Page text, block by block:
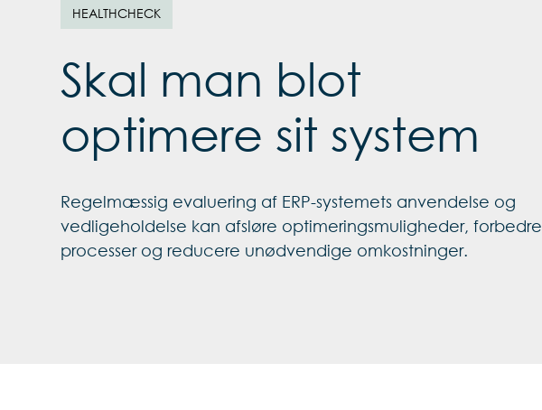
HEALTHCHECK
Skal man blot
optimere sit system
Regelmæssig evaluering af ERP-systemets anvendelse og
vedligeholdelse kan afsløre optimeringsmuligheder, forbedre
processer og reducere unødvendige omkostninger.